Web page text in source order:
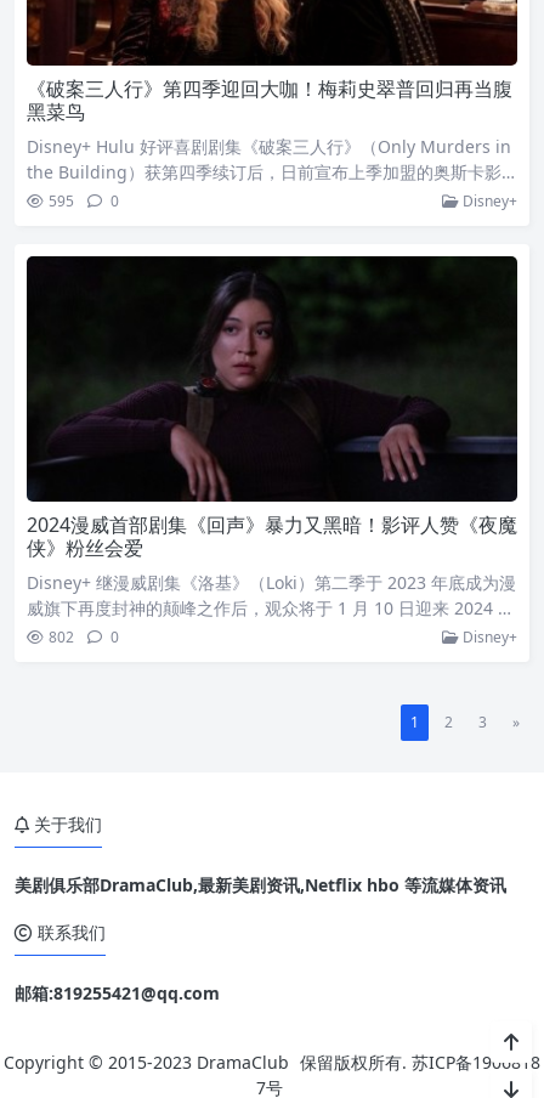
《破案三人行》第四季迎回大咖！梅莉史翠普回归再当腹
黑菜鸟
Disney+ Hulu 好评喜剧剧集《破案三人行》（Only Murders in
the Building）获第四季续订后，日前宣布上季加盟的奥斯卡影
后梅莉史翠普（Meryl Streep）将回归，再度诠释剧场的腹黑菜
约翰霍夫曼（John Hoffman）共同主
595 0 Disney+
2024漫威首部剧集《回声》暴力又黑暗！影评人赞《夜魔
侠》粉丝会爱
Disney+ 继漫威剧集《洛基》（Loki）第二季于 2023 年底成为漫
威旗下再度封神的颠峰之作后，观众将于 1 月 10 日迎来 2024 年
的首部漫威剧集《回声女》（Echo）。作为《鹰眼》（Hawkey
己的美洲原住民身分，与成长过程中伤痕满满的自己和解。《回
802 0 Disney+
1 2 3 »
关于我们
美剧俱乐部DramaClub,最新美剧资讯,Netflix hbo 等流媒体资讯
联系我们
邮箱:819255421@qq.com
Copyright © 2015-2023 DramaClub 保留版权所有. 苏ICP备1906818
7号